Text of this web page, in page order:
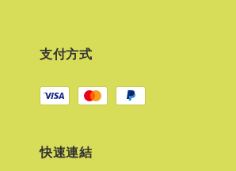
支付方式
快速連結